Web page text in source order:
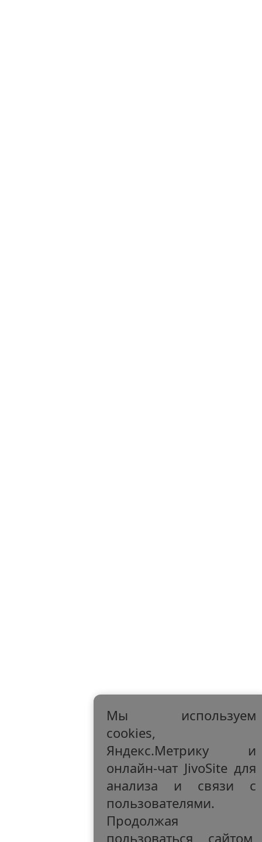
Мы используем
cookies,
Яндекс.Метрику и
онлайн-чат JivoSite для
анализа и связи с
пользователями.
Продолжая
пользоваться сайтом,